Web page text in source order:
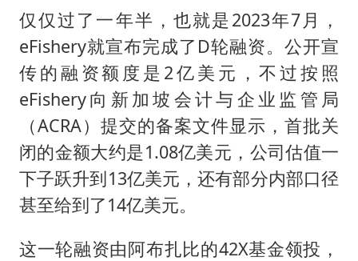
仅仅过了一年半，也就是2023年7月，
eFishery就宣布完成了D轮融资。公开宣
传的融资额度是2亿美元，不过按照
eFishery向新加坡会计与企业监管局
（ACRA）提交的备案文件显示，首批关
闭的金额大约是1.08亿美元，公司估值一
下子跃升到13亿美元，还有部分内部口径
甚至给到了14亿美元。
这一轮融资由阿布扎比的42X基金领投，